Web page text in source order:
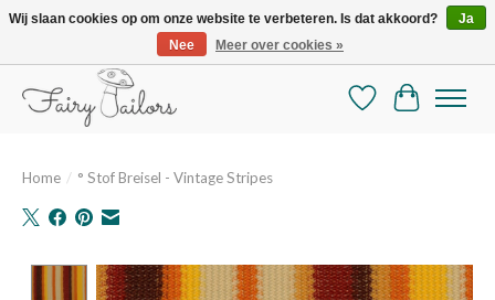
De mooiste online selectie stoffen en mercerie
Verlanglijst
Home / ° Stof Breisel - Vintage Stripes
Product image slideshow Items
Wij slaan cookies op om onze website te verbeteren. Is dat akkoord?
Ja
Nee
Meer over cookies »